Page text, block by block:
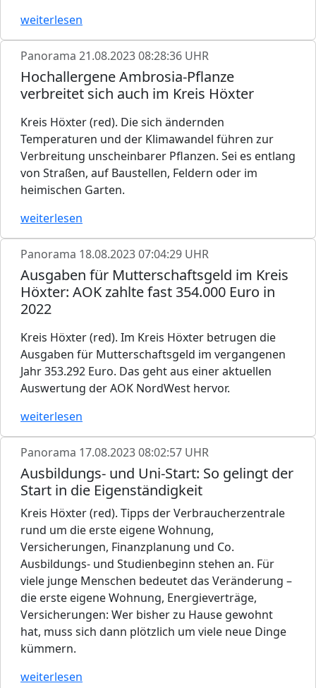
weiterlesen
Panorama 21.08.2023 08:28:36 UHR
Hochallergene Ambrosia-Pflanze
verbreitet sich auch im Kreis Höxter
Kreis Höxter (red). Die sich ändernden
Temperaturen und der Klimawandel führen zur
Verbreitung unscheinbarer Pflanzen. Sei es entlang
von Straßen, auf Baustellen, Feldern oder im
heimischen Garten.
weiterlesen
Panorama 18.08.2023 07:04:29 UHR
Ausgaben für Mutterschaftsgeld im Kreis
Höxter: AOK zahlte fast 354.000 Euro in
2022
Kreis Höxter (red). Im Kreis Höxter betrugen die
Ausgaben für Mutterschaftsgeld im vergangenen
Jahr 353.292 Euro. Das geht aus einer aktuellen
Auswertung der AOK NordWest hervor.
weiterlesen
Panorama 17.08.2023 08:02:57 UHR
Ausbildungs- und Uni-Start: So gelingt der
Start in die Eigenständigkeit
Kreis Höxter (red). Tipps der Verbraucherzentrale
rund um die erste eigene Wohnung,
Versicherungen, Finanzplanung und Co.
Ausbildungs- und Studienbeginn stehen an. Für
viele junge Menschen bedeutet das Veränderung –
die erste eigene Wohnung, Energieverträge,
Versicherungen: Wer bisher zu Hause gewohnt
hat, muss sich dann plötzlich um viele neue Dinge
kümmern.
weiterlesen